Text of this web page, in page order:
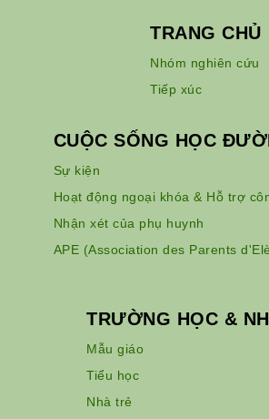
TRANG CHỦ
Nhóm nghiên cứu
Tiếp xúc
CUỘC SỐNG HỌC
Sự kiện
Hoạt động ngoại khóa & Hỗ trợ
Nhận xét của phụ huynh
APE (Association des Parents
TRƯỜNG HỌC &
Mẫu giáo
Tiểu học
Nhà trẻ